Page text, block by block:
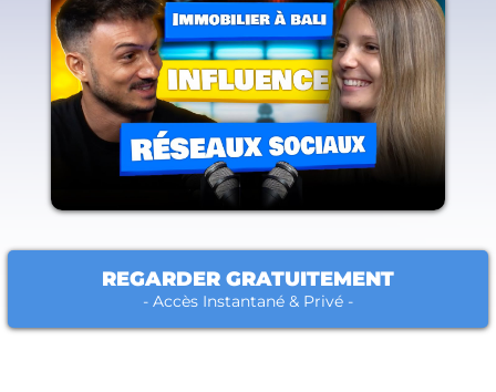
REGARDER GRATUITEMENT
- Accès Instantané & Privé -